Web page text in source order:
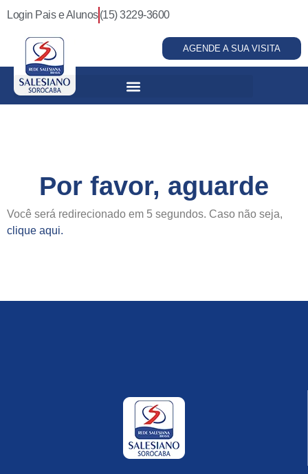
Login Pais e Alunos (15) 3229-3600
AGENDE A SUA VISITA
Por favor, aguarde
Você será redirecionado em 5 segundos. Caso não seja,
clique aqui.